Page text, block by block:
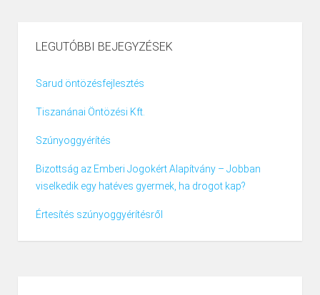
LEGUTÓBBI BEJEGYZÉSEK
Sarud öntözésfejlesztés
Tiszanánai Öntözési Kft.
Szúnyoggyérítés
Bizottság az Emberi Jogokért Alapítvány – Jobban
viselkedik egy hatéves gyermek, ha drogot kap?
Értesítés szúnyoggyérítésről